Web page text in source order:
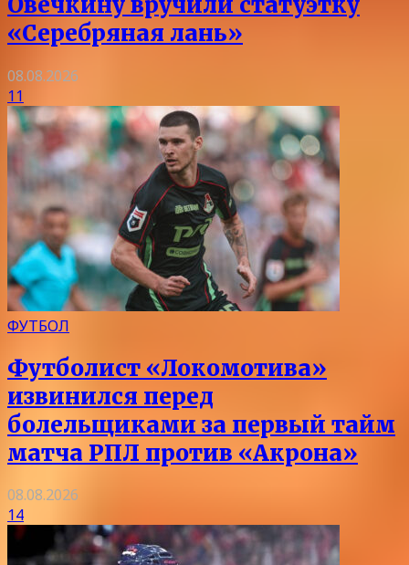
«Серебряная лань»
08.08.2026
11
ФУТБОЛ
Футболист «Локомотива»
извинился перед
болельщиками за первый тайм
матча РПЛ против «Акрона»
08.08.2026
14